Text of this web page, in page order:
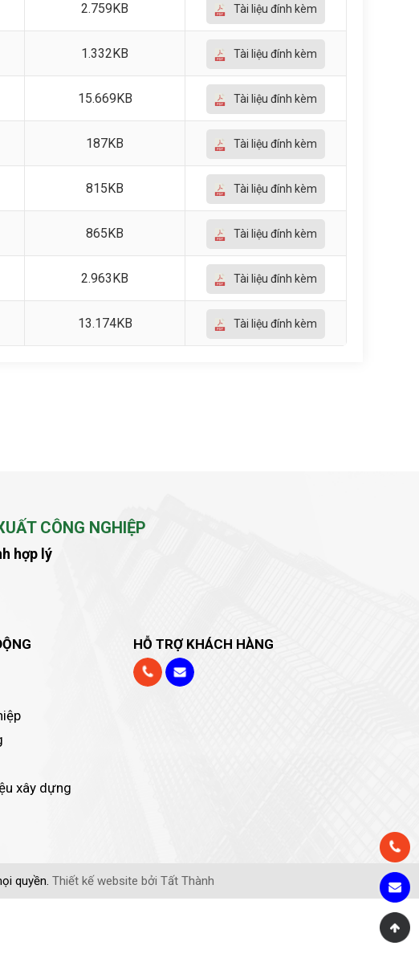
2.759KB Tài liệu đính kèm
1.332KB Tài liệu đính kèm
15.669KB Tài liệu đính kèm
187KB Tài liệu đính kèm
815KB Tài liệu đính kèm
865KB Tài liệu đính kèm
2.963KB Tài liệu đính kèm
13.174KB Tài liệu đính kèm
CÔNG NGHIỆP
hợp lý
xây dựng
HỖ TRỢ KHÁCH HÀNG
quyền. Thiết kế website bởi Tất Thành